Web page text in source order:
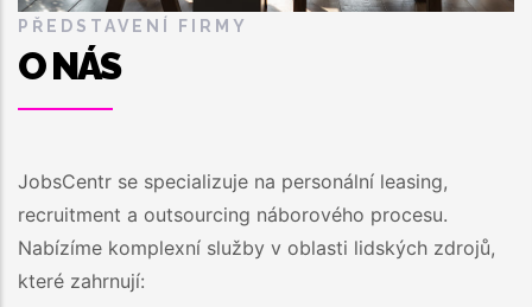
PŘEDSTAVENÍ FIRMY
O NÁS
JobsCentr se specializuje na personální leasing,
recruitment a outsourcing náborového procesu.
Nabízíme komplexní služby v oblasti lidských zdrojů,
které zahrnují: